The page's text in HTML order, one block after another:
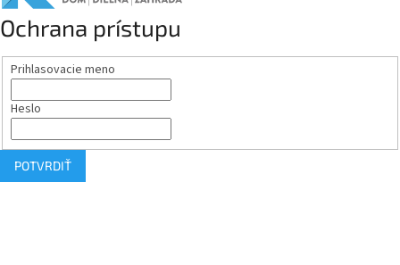
Ochrana prístupu
Prihlasovacie meno
Heslo
POTVRDIŤ